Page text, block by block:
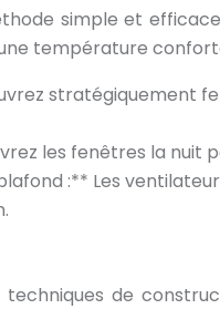
simple et
température
stratégiquement
les fenêtres la nuit
:** Les
techniques de